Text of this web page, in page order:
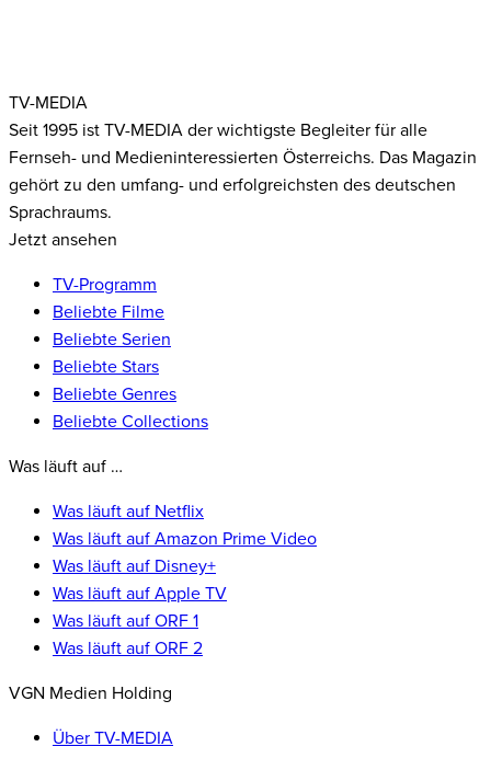
TV-MEDIA
Seit 1995 ist TV-MEDIA der wichtigste Begleiter für alle
Fernseh- und Medieninteressierten Österreichs. Das Magazin
gehört zu den umfang- und erfolgreichsten des deutschen
Sprachraums.
Jetzt ansehen
TV-Programm
Beliebte Filme
Beliebte Serien
Beliebte Stars
Beliebte Genres
Beliebte Collections
Was läuft auf …
Was läuft auf Netflix
Was läuft auf Amazon Prime Video
Was läuft auf Disney+
Was läuft auf Apple TV
Was läuft auf ORF 1
Was läuft auf ORF 2
VGN Medien Holding
Über TV-MEDIA